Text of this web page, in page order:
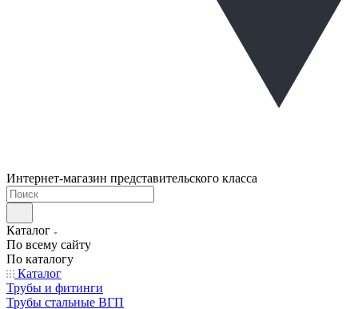
Интернет-магазин представительского класса
Каталог
По всему сайту
По каталогу
Каталог
Трубы и фитинги
Трубы стальные ВГП